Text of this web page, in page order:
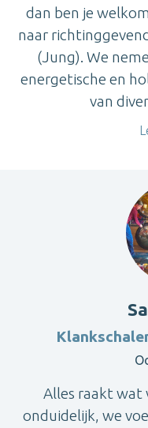
dan ben je
naar
(Jung). We
energetische en
van
Alles raakt wat
onduidelijk, we